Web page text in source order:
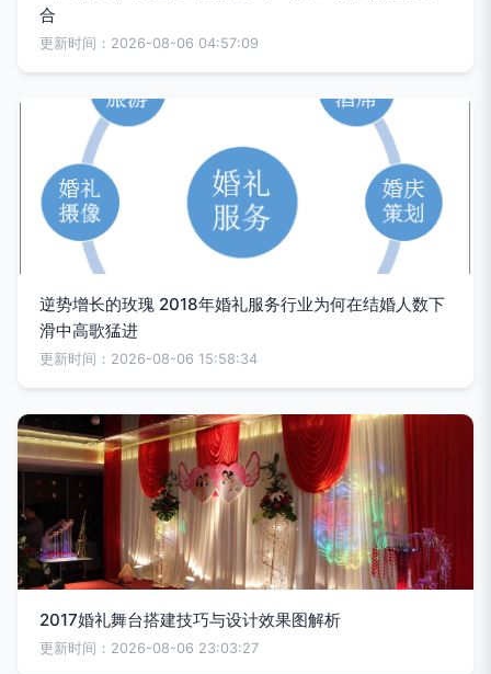
合
更新时间：2026-08-06 04:57:09
逆势增长的玫瑰 2018年婚礼服务行业为何在结婚人数下
滑中高歌猛进
更新时间：2026-08-06 15:58:34
2017婚礼舞台搭建技巧与设计效果图解析
更新时间：2026-08-06 23:03:27